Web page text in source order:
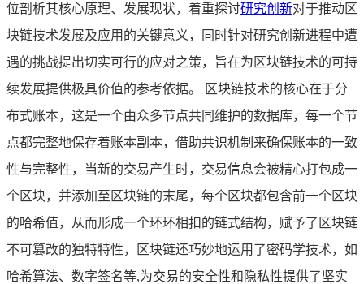
位剖析其核心原理、发展现状，着重探讨研究创新对于推动区
块链技术发展及应用的关键意义，同时针对研究创新进程中遭
遇的挑战提出切实可行的应对之策，旨在为区块链技术的可持
续发展提供极具价值的参考依据。 区块链技术的核心在于分
布式账本，这是一个由众多节点共同维护的数据库，每一个节
点都完整地保存着账本副本，借助共识机制来确保账本的一致
性与完整性，当新的交易产生时，交易信息会被精心打包成一
个区块，并添加至区块链的末尾，每个区块都包含前一个区块
的哈希值，从而形成一个环环相扣的链式结构，赋予了区块链
不可篡改的独特特性，区块链还巧妙地运用了密码学技术，如
哈希算法、数字签名等,为交易的安全性和隐私性提供了坚实